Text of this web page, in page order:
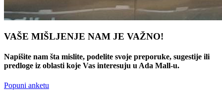
VAŠE MIŠLJENJE NAM JE VAŽNO!
Napišite nam šta mislite, podelite svoje preporuke, sugestije ili
predloge iz oblasti koje Vas interesuju u Ada Mall-u.
Popuni anketu